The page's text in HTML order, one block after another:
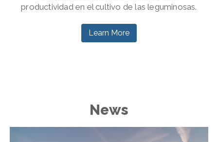
productividad en el cultivo de las leguminosas.
Learn More
News